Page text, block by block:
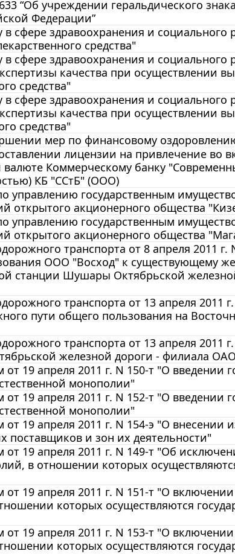
“Об учреждении геральдического
Федерации”
сфере здравоохранения и социального
средства"
сфере здравоохранения и социального
качества при осуществлении
средства"
сфере здравоохранения и социального
качества при осуществлении
средства"
мер по финансовому
лицензии на привлечение во
Коммерческому банку
КБ "ССтБ" (ООО)
управлению государственным
открытого акционерного общества
управлению государственным
открытого акционерного общества
транспорта от 8 апреля 2011
ООО "Восход" к существующему
станции Шушары Октябрьской
транспорта от 13 апреля 2011
пути общего пользования на
транспорта от 13 апреля 2011
железной дороги - филиала
19 апреля 2011 г. N 150-т "О введении
монополии"
19 апреля 2011 г. N 152-т "О введении
монополии"
19 апреля 2011 г. N 154-э "О внесении
и зон их деятельности"
19 апреля 2011 г. N 149-т "Об
в отношении которых
19 апреля 2011 г. N 151-т "О
которых осуществляются
19 апреля 2011 г. N 153-т "О
которых осуществляются